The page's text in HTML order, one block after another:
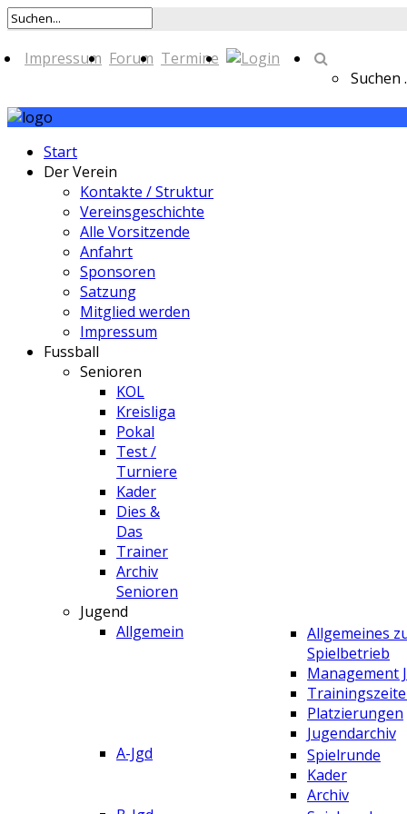
Impressum Forum Termine
Suchen
Start
Der Verein
Kontakte / Struktur
Vereinsgeschichte
Alle Vorsitzende
Anfahrt
Sponsoren
Satzung
Mitglied werden
Impressum
Fussball
Senioren
KOL
Kreisliga
Pokal
Test /
Turniere
Kader
Dies &
Das
Trainer
Archiv
Senioren
Jugend
Allgemein
Allgemeines
Spielbetrieb
Management
Platzierungen
Jugendarchiv
A-Jgd
Spielrunde
Kader
Archiv